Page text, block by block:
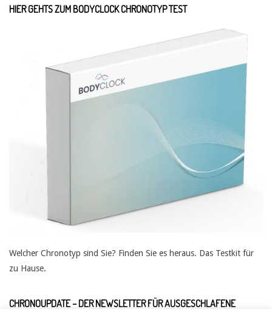
HIER GEHTS ZUM BODYCLOCK CHRONOTYP TEST
Welcher Chronotyp sind Sie? Finden Sie es heraus. Das Testkit für
zu Hause.
CHRONOUPDATE – DER NEWSLETTER FÜR AUSGESCHLAFENE